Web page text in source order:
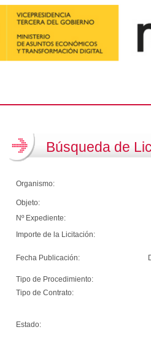
Búsqueda de
Organismo:
Objeto:
Nº Expediente:
Importe de la Licitación:
Fecha Publicación:
Tipo de Procedimiento:
Tipo de Contrato:
Estado: